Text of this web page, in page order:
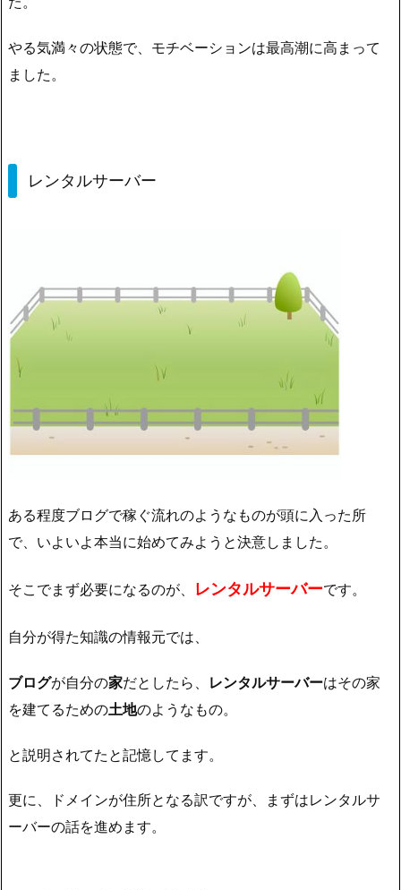
やる気満々の状態で、モチベーションは最高潮に高まって
ました。
レンタルサーバー
ある程度ブログで稼ぐ流れのようなものが頭に入った所
で、いよいよ本当に始めてみようと決意しました。
そこでまず必要になるのが、 レンタルサーバーです。
自分が得た知識の情報元では、
ブログが自分の家だとしたら、 レンタルサーバーはその家
を建てるための土地のようなもの。
と説明されてたと記憶してます。
更に、ドメインが住所となる訳ですが、まずはレンタルサ
ーバーの話を進めます。